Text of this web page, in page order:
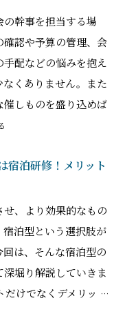
の幹事を担当する場
確認や予算の管理、会
配などの悩みを抱え
なくありません。また
催しものを盛り込めば
宿泊研修！メリット
せ、より効果的なもの
宿泊型という選択肢が
回は、そんな宿泊型の
堀り解説していきま
だけでなくデメリッ …